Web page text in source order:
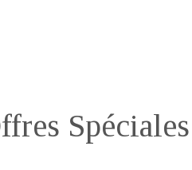
Spéciales